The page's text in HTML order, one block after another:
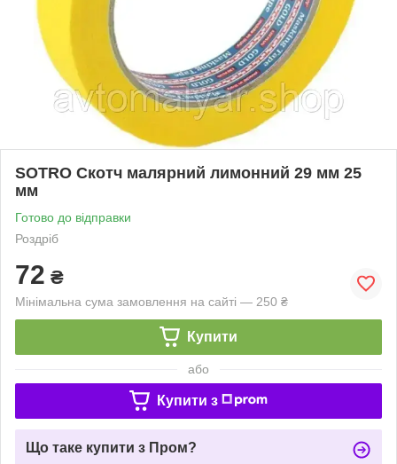
SOTRO Скотч малярний лимонний 29 мм 25
мм
Готово до відправки
Роздріб
72 ₴
Мінімальна сума замовлення на сайті — 250 ₴
Купити
або
Купити з
Що таке купити з Пром?